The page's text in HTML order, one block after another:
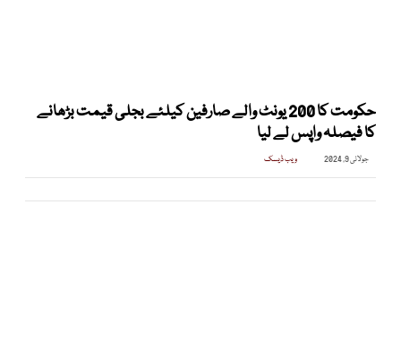
حکومت کا 200 یونٹ والے صارفین کیلئے بجلی قیمت بڑھانے
کا فیصلہ واپس لے لیا
جولائی 9, 2024 ویب ڈیسک